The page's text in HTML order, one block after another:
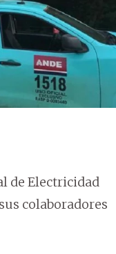
de Electricidad
colaboradores